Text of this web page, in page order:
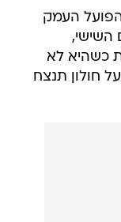
העמק
השישי,
כשהיא לא
חולון תנצח